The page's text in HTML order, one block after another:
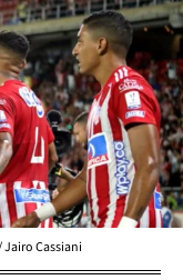
Cassiani